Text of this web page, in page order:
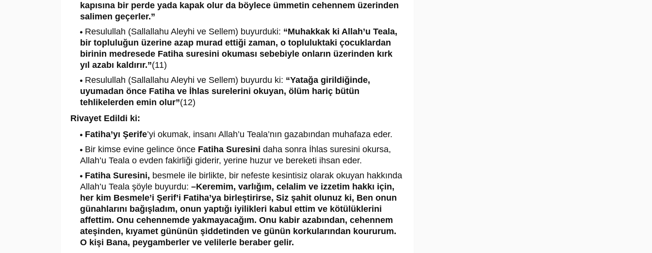
kapısına bir perde yada kapak olur da böylece ümmetin cehennem üzerinden
salimen geçerler.”
Resulullah (Sallallahu Aleyhi ve Sellem) buyurduki: “Muhakkak ki Allah’u Teala,
bir topluluğun üzerine azap murad ettiği zaman, o topluluktaki çocuklardan
birinin medresede Fatiha suresini okuması sebebiyle onların üzerinden kırk
yıl azabı kaldırır.”(11)
Resulullah (Sallallahu Aleyhi ve Sellem) buyurdu ki: “Yatağa girildiğinde,
uyumadan önce Fatiha ve İhlas surelerini okuyan, ölüm hariç bütün
tehlikelerden emin olur”(12)
Rivayet Edildi ki:
Fatiha’yı Şerife’yi okumak, insanı Allah’u Teala’nın gazabından muhafaza eder.
Bir kimse evine gelince önce Fatiha Suresini daha sonra İhlas suresini okursa,
Allah’u Teala o evden fakirliği giderir, yerine huzur ve bereketi ihsan eder.
Fatiha Suresini, besmele ile birlikte, bir nefeste kesintisiz olarak okuyan hakkında
Allah’u Teala şöyle buyurdu: –Keremim, varlığım, celalim ve izzetim hakkı için,
her kim Besmele’i Şerif’i Fatiha’ya birleştirirse, Siz şahit olunuz ki, Ben onun
günahlarını bağışladım, onun yaptığı iyilikleri kabul ettim ve kötülüklerini
affettim. Onu cehennemde yakmayacağım. Onu kabir azabından, cehennem
ateşinden, kıyamet gününün şiddetinden ve günün korkularından koururum.
O kişi Bana, peygamberler ve velilerle beraber gelir.